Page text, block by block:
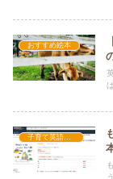
おすすめ絵本